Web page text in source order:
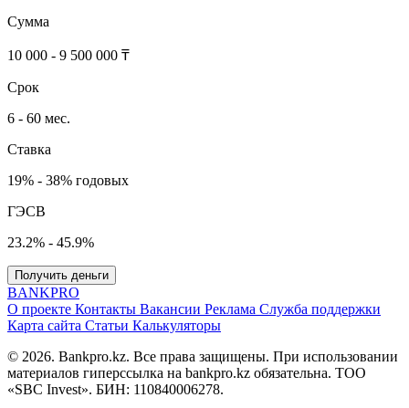
Сумма
10 000 - 9 500 000 ₸
Срок
6 - 60 мес.
Ставка
19% - 38% годовых
ГЭСВ
23.2% - 45.9%
Получить деньги
BANKPRO
О проекте Контакты Вакансии Реклама Служба поддержки
Карта сайта Статьи Калькуляторы
© 2026. Bankpro.kz. Все права защищены. При использовании
материалов гиперссылка на bankpro.kz обязательна. ТОО
«SBC Invest». БИН: 110840006278.